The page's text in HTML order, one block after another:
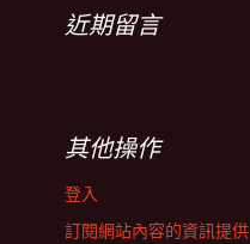
近期留言
其他操作
登入
訂閱網站內容的資訊提供